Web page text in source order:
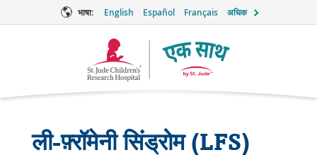
भाषा: English Español Français अधिक
ली-फ़्रॉमेनी सिंड्रोम (LFS)